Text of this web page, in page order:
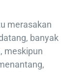
merasakan
banyak
meskipun